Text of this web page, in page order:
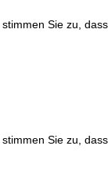
Sie zu,
Sie zu,